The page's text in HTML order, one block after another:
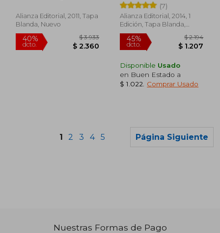
Alianza Editorial, 2011, Tapa
Blanda, Nuevo
(7)
Alianza Editorial, 2014, 1
Edición, Tapa Blanda,
Nuevo
Disponible Usado
en Buen Estado a
$ 1.022
Comprar Usado
1 2 3 4 5 Página Siguiente
Nuestras Formas de Pago